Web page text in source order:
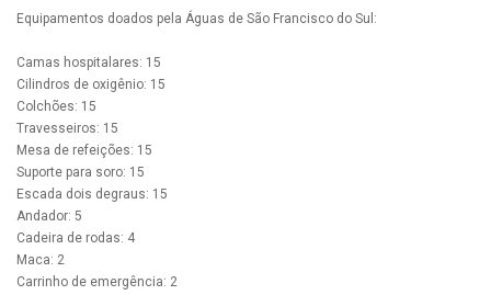
Equipamentos doados pela Águas de São Francisco do Sul:
Camas hospitalares: 15
Cilindros de oxigênio: 15
Colchões: 15
Travesseiros: 15
Mesa de refeições: 15
Suporte para soro: 15
Escada dois degraus: 15
Andador: 5
Cadeira de rodas: 4
Maca: 2
Carrinho de emergência: 2